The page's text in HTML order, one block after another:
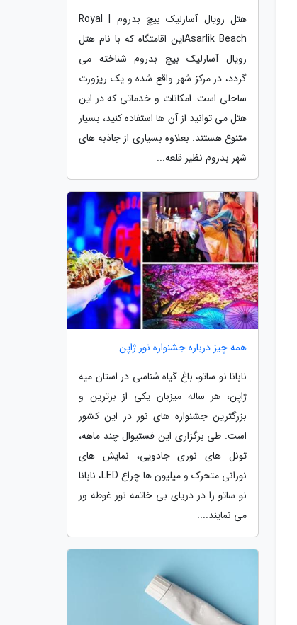
هتل رویال آسارلیک بیچ بدروم | Royal
Asarlik Beachاین اقامتگاه که با نام هتل
رویال آسارلیک بیچ بدروم شناخته می
گردد، در مرکز شهر واقع شده و یک ریزورت
ساحلی است. امکانات و خدماتی که در این
هتل می توانید از آن ها استفاده کنید، بسیار
متنوع هستند. بعلاوه بسیاری از جاذبه های
شهر بدروم نظیر قلعه...
همه چیز درباره جشنواره نور ژاپن
نابانا نو ساتو، باغ گیاه شناسی در استان میه
ژاپن، هر ساله میزبان یکی از برترین و
بزرگترین جشنواره های نور در این کشور
است. طی برگزاری این فستیوال چند ماهه،
تونل های نوری جادویی، نمایش های
نورانی متحرک و میلیون ها چراغ LED، نابانا
نو ساتو را در دریای بی خاتمه نور غوطه ور
می نمایند....